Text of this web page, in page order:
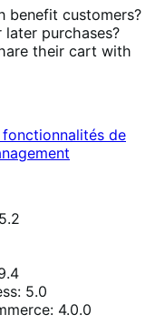
benefit customers?
purchases?
their cart with
fonctionnalités de
5.0
4.0.0